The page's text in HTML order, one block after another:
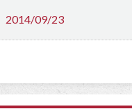
2014/09/23